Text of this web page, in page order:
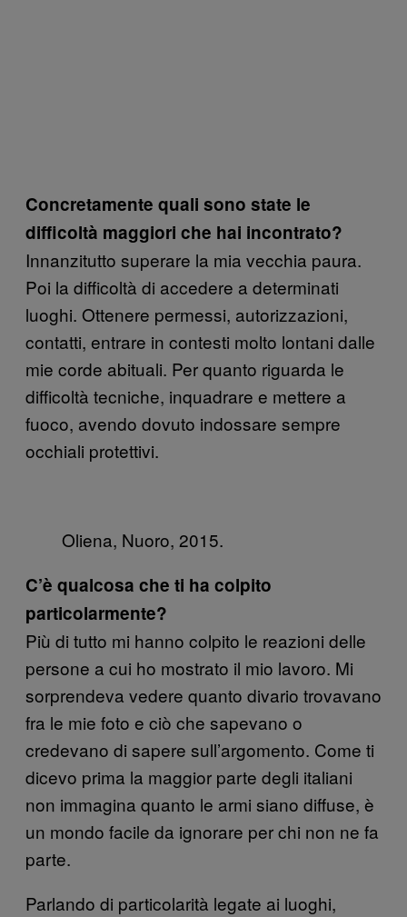
Concretamente quali sono state le
difficoltà maggiori che hai incontrato?
Innanzitutto superare la mia vecchia paura.
Poi la difficoltà di accedere a determinati
luoghi. Ottenere permessi, autorizzazioni,
contatti, entrare in contesti molto lontani dalle
mie corde abituali. Per quanto riguarda le
difficoltà tecniche, inquadrare e mettere a
fuoco, avendo dovuto indossare sempre
occhiali protettivi.
Oliena, Nuoro, 2015.
C’è qualcosa che ti ha colpito
particolarmente?
Più di tutto mi hanno colpito le reazioni delle
persone a cui ho mostrato il mio lavoro. Mi
sorprendeva vedere quanto divario trovavano
fra le mie foto e ciò che sapevano o
credevano di sapere sull’argomento. Come ti
dicevo prima la maggior parte degli italiani
non immagina quanto le armi siano diffuse, è
un mondo facile da ignorare per chi non ne fa
parte.
Parlando di particolarità legate ai luoghi,